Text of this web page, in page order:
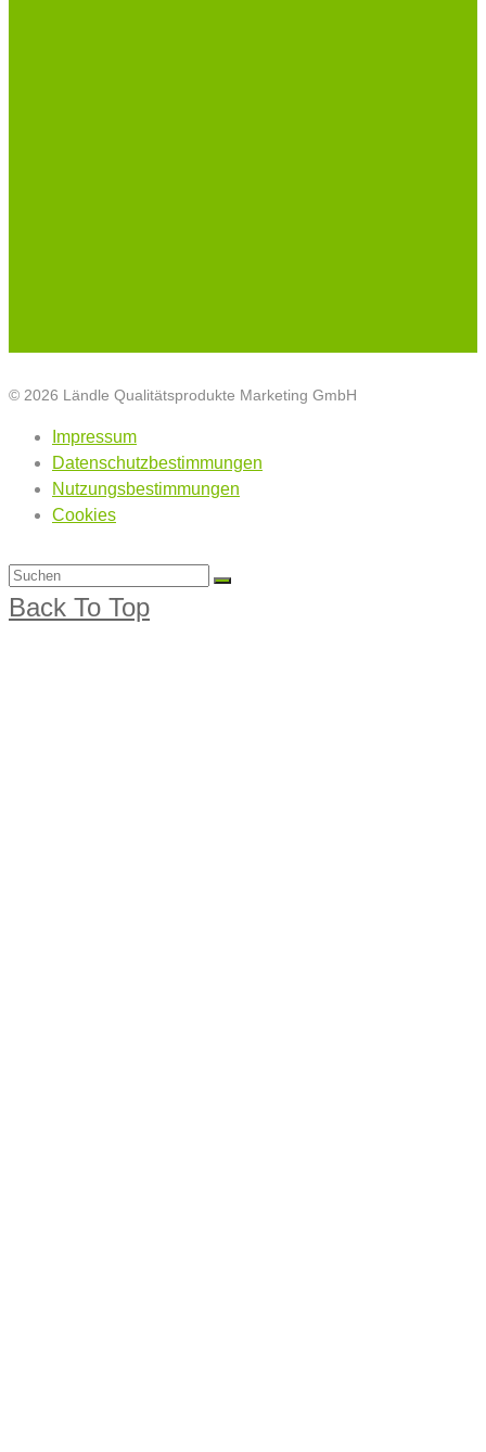
© 2026 Ländle Qualitätsprodukte Marketing GmbH
Impressum
Datenschutzbestimmungen
Nutzungsbestimmungen
Cookies
Back To Top